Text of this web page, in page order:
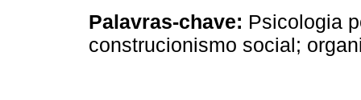
Palavras-chave: Psicologia
construcionismo social;